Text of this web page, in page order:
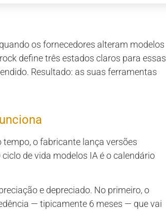
os fornecedores alteram modelos
define três estados claros para essas
Resultado: as suas ferramentas
o fabricante lança versões
de vida modelos IA é o calendário
e depreciado. No primeiro, o
— tipicamente 6 meses — que vai